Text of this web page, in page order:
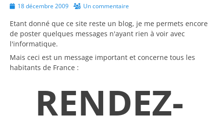
Posted18 décembre 2009 Un commentaire
Etant donné que ce site reste un blog, je me permets encore
de poster quelques messages n'ayant rien à voir avec
l'informatique.
Mais ceci est un message important et concerne tous les
habitants de France :
RENDEZ-